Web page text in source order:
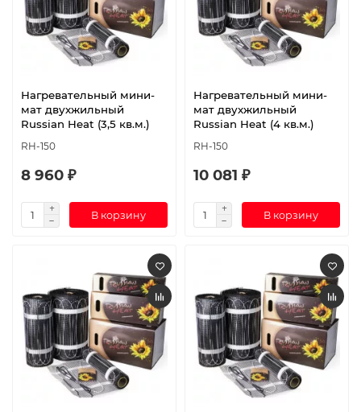
Нагревательный мини-
мат двухжильный
Russian Heat (3,5 кв.м.)
RH-150
8 960 ₽
В корзину
Нагревательный мини-
мат двухжильный
Russian Heat (4 кв.м.)
RH-150
10 081 ₽
В корзину